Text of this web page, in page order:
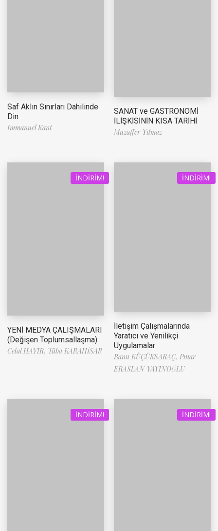
Saf Aklın Sınırları Dahilinde
Din
Immanuel Kant
SANAT ve GASTRONOMİ
İLİŞKİSİNİN KISA TARİHİ
Muzaffer Yılmaz
İNDIRIM!
YENİ MEDYA ÇALIŞMALARI
(Değişen Toplumsallaşma)
Celal HAYIR, Tüba KARAHİSAR
İNDIRIM!
İletişim Çalışmalarında
Yaratıcı ve Yenilikçi
Uygulamalar
Banu KÜÇÜKSARAÇ, Pınar
ERASLAN YAYINOĞLU
İNDIRIM! İNDIRIM!